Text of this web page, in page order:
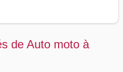
de Auto moto à